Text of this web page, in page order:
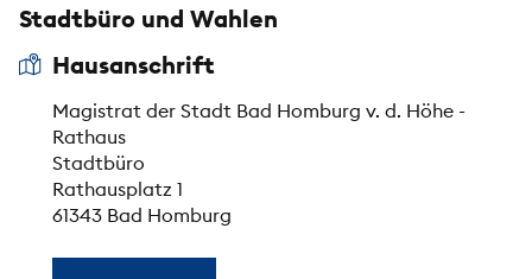
Stadtbüro und Wahlen
Hausanschrift
Magistrat der Stadt Bad Homburg v. d. Höhe -
Rathaus
Stadtbüro
Rathausplatz 1
61343 Bad Homburg